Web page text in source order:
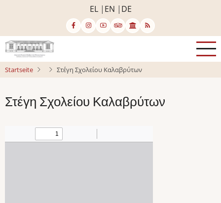
EL EN DE
Startseite Στέγη Σχολείου Καλαβρύτων
Στέγη Σχολείου Καλαβρύτων